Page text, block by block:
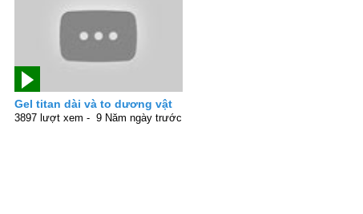
Gel titan dài và to dương vật
3897 lượt xem - 9 Năm ngày trước